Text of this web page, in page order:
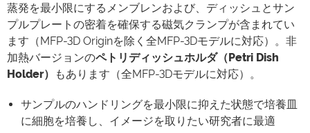
蒸発を最小限にするメンブレンおよび、ディッシュとサン
プルプレートの密着を確保する磁気クランプが含まれてい
ます（MFP-3D Originを除く全MFP-3Dモデルに対応）。非
加熱バージョンのペトリディッシュホルダ（Petri Dish
Holder）
もあります（全MFP-3Dモデルに対応）。
サンプルのハンドリングを最小限に抑えた状態で培養皿
に細胞を培養し、イメージを取りたい研究者に最適